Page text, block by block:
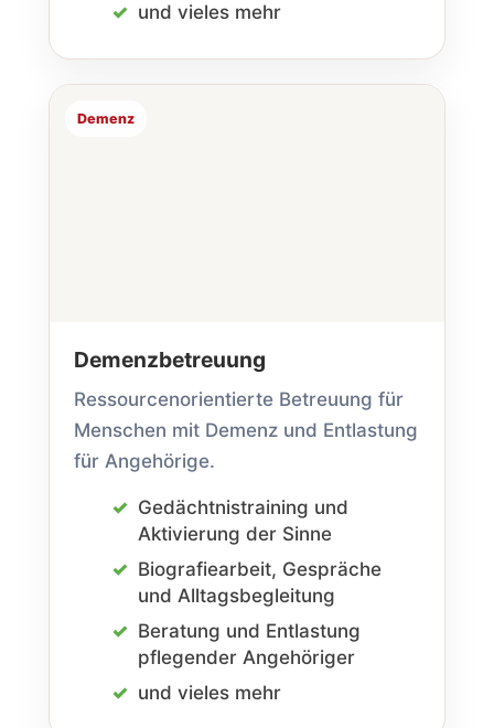
und vieles mehr
Demenz
Demenz­betreuung
Ressourcen­orientierte Betreuung für
Menschen mit Demenz und Entlastung
für Angehörige.
Gedächtnis­training und
Aktivierung der Sinne
Biografie­arbeit, Gespräche
und Alltags­begleitung
Beratung und Entlastung
pflegender Angehöriger
und vieles mehr